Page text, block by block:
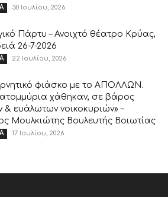
30 Ιουλίου, 2026
Πάρτυ – Ανοιχτό θέατρο Κρύας,
26-7-2026
22 Ιουλίου, 2026
φιάσκο με το ΑΠΟΛΛΩΝ.
χάθηκαν, σε βάρος
& ευάλωτων νοικοκυριών» –
Μουλκιώτης Βουλευτής Βοιωτίας
17 Ιουλίου, 2026